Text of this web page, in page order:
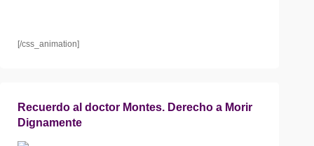
[/css_animation]
Recuerdo al doctor Montes. Derecho a Morir
Dignamente